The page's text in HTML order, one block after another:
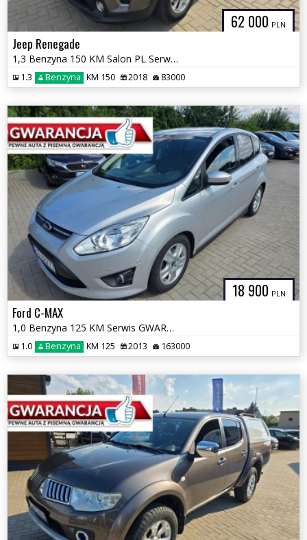
62 000 PLN
Jeep Renegade
1,3 Benzyna 150 KM Salon PL Serwis GWARANCJA Zamiana Zarejestrowany
1.3 Benzyna KM 150 2018 83000
18 900 PLN
Ford C-MAX
1,0 Benzyna 125 KM Serwis GWARANCJA Zamiana Zarejestrowany
1.0 Benzyna KM 125 2013 163000